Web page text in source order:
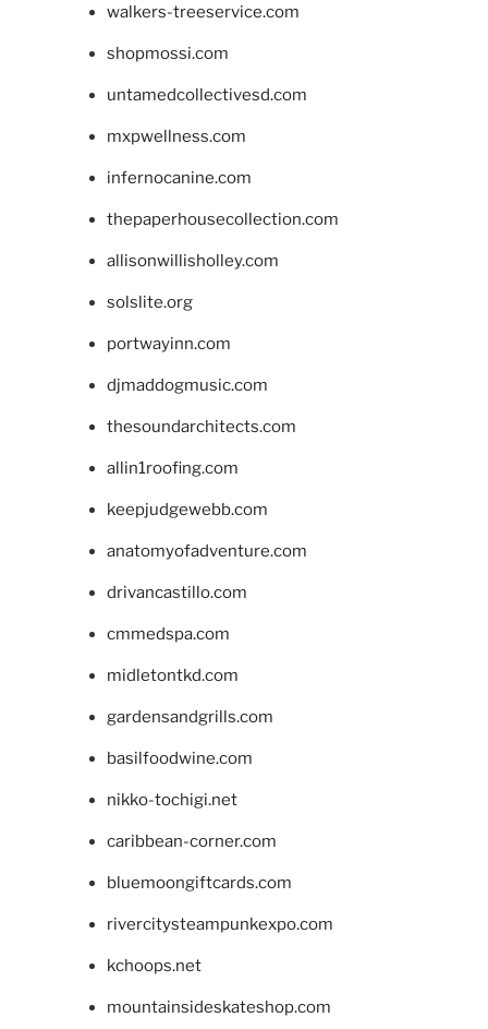
walkers-treeservice.com
shopmossi.com
untamedcollectivesd.com
mxpwellness.com
infernocanine.com
thepaperhousecollection.com
allisonwillisholley.com
solslite.org
portwayinn.com
djmaddogmusic.com
thesoundarchitects.com
allin1roofing.com
keepjudgewebb.com
anatomyofadventure.com
drivancastillo.com
cmmedspa.com
midletontkd.com
gardensandgrills.com
basilfoodwine.com
nikko-tochigi.net
caribbean-corner.com
bluemoongiftcards.com
rivercitysteampunkexpo.com
kchoops.net
mountainsideskateshop.com